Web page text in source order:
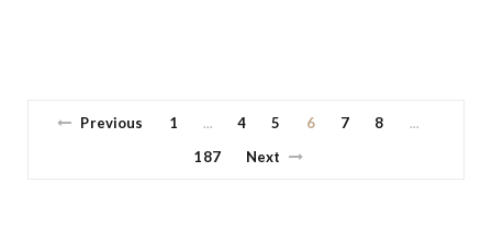
Previous 1 … 4 5 6 7 8 …
187 Next